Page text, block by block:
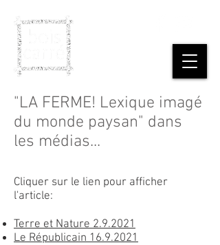
"LA FERME! Lexique imagé
du monde paysan" dans
les médias...
Cliquer sur le lien pour afficher
l'article:
Terre et Nature 2.9.2021
Le Républicain 16.9.2021